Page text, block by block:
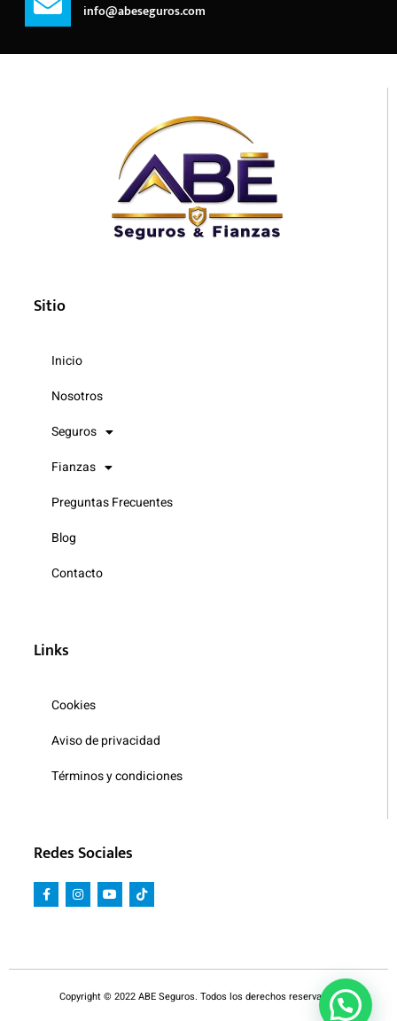
info@abeseguros.com
Sitio
Inicio
Nosotros
Seguros
Fianzas
Preguntas Frecuentes
Blog
Contacto
Links
Cookies
Aviso de privacidad
Términos y condiciones
Redes Sociales
Copyright © 2022 ABE Seguros. Todos los derechos reservados